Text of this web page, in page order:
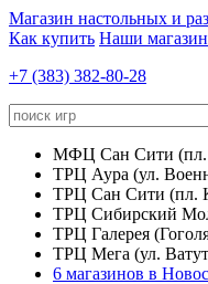
Магазин настольных и
Как купить Наши
+7 (383) 382-80-28
МФЦ Сан Сити (пл.
ТРЦ Аура (ул.
ТРЦ Сан Сити (пл.
ТРЦ Сибирский
ТРЦ Галерея
ТРЦ Мега (ул.
6 магазинов в